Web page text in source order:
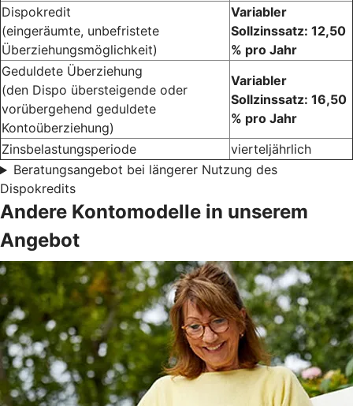
Dispokredit
(eingeräumte, unbefristete
Überziehungsmöglichkeit)
Variabler
Sollzinssatz: 12,50
% pro Jahr
Geduldete Überziehung
(den Dispo übersteigende oder
vorübergehend geduldete
Kontoüberziehung)
Variabler
Sollzinssatz: 16,50
% pro Jahr
Zinsbelastungsperiode
vierteljährlich
Beratungsangebot bei längerer Nutzung des
Dispokredits
Andere Kontomodelle in unserem
Angebot